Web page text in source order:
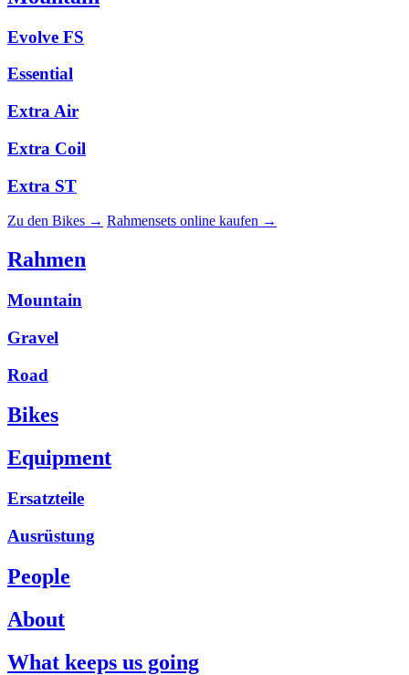
Evolve FS
Essential
Extra Air
Extra Coil
Extra ST
Zu den Bikes → Rahmensets online kaufen →
Rahmen
Mountain
Gravel
Road
Bikes
Equipment
Ersatzteile
Ausrüstung
People
About
What keeps us going